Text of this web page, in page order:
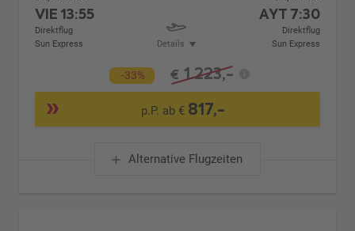
VIE13:55
Direktflug
Sun Express
Details
AYT 7:30
Direktflug
Sun Express
-33% € 1.223,-
p.P. ab € 817,-
Alternative Flugzeiten